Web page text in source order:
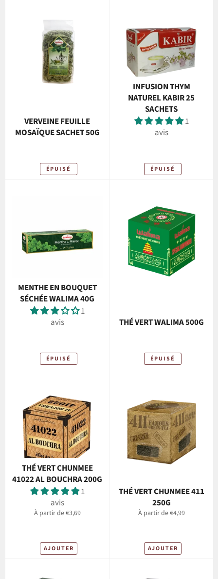
VERVEINE FEUILLE
MOSAÏQUE SACHET 50G
ÉPUISÉ
INFUSION THYM
NATUREL KABIR 25
SACHETS
1
avis
ÉPUISÉ
MENTHE EN BOUQUET
SÉCHÉE WALIMA 40G
1
avis
ÉPUISÉ
THÉ VERT WALIMA 500G
ÉPUISÉ
THÉ VERT CHUNMEE
41022 AL BOUCHRA 200G
1
avis
À partir de €3,69
AJOUTER
THÉ VERT CHUNMEE 411
250G
À partir de €4,99
AJOUTER